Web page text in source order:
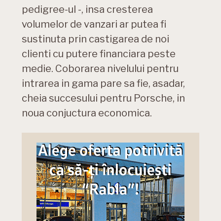
pedigree-ul -, insa cresterea
volumelor de vanzari ar putea fi
sustinuta prin castigarea de noi
clienti cu putere financiara peste
medie. Coborarea nivelului pentru
intrarea in gama pare sa fie, asadar,
cheia succesului pentru Porsche, in
noua conjuctura economica.